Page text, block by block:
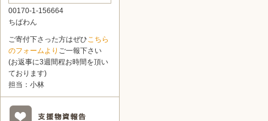
00170-1-156664
ちばわん
ご寄付下さった方はぜひこちら
のフォームより ご一報下さい
(お返事に3週間程お時間を頂い
ております)
担当：小林